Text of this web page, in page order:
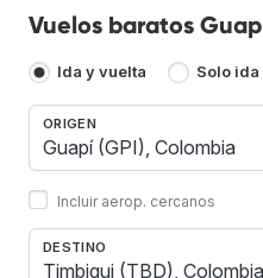
Vuelos baratos
Ida y vuelta Solo ida
ORIGEN
Incluir aerop. cercanos
DESTINO